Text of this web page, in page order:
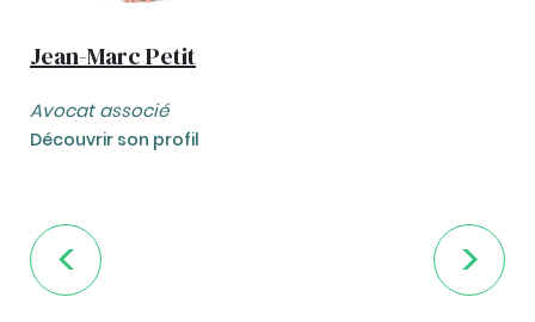
Jean-Marc Petit
Avocat associé
Découvrir son profil